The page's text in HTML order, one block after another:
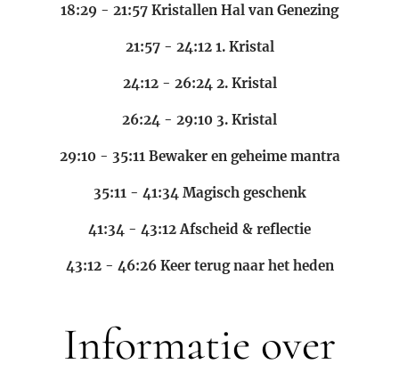
18:29 - 21:57 Kristallen Hal van Genezing
21:57 - 24:12 1. Kristal
24:12 - 26:24 2. Kristal
26:24 - 29:10 3. Kristal
29:10 - 35:11 Bewaker en geheime mantra
35:11 - 41:34 Magisch geschenk
41:34 - 43:12 Afscheid & reflectie
43:12 - 46:26 Keer terug naar het heden
Informatie over